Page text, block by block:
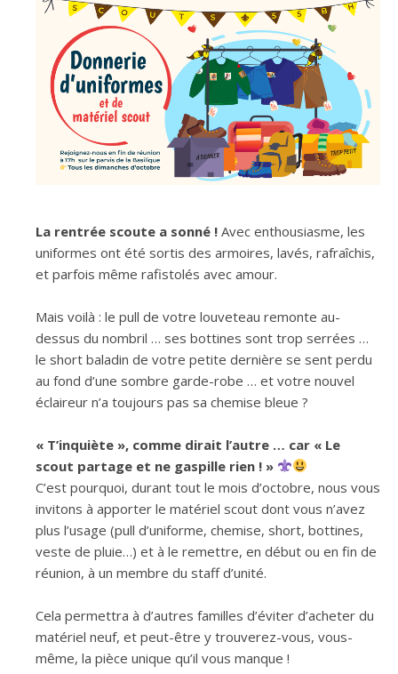
La rentrée scoute a sonné ! Avec enthousiasme, les
uniformes ont été sortis des armoires, lavés, rafraîchis,
et parfois même rafistolés avec amour.
Mais voilà : le pull de votre louveteau remonte au-
dessus du nombril … ses bottines sont trop serrées …
le short baladin de votre petite dernière se sent perdu
au fond d’une sombre garde-robe … et votre nouvel
éclaireur n’a toujours pas sa chemise bleue ?
« T’inquiète », comme dirait l’autre … car « Le
scout partage et ne gaspille rien ! »
C’est pourquoi, durant tout le mois d’octobre, nous vous
invitons à apporter le matériel scout dont vous n’avez
plus l’usage (pull d’uniforme, chemise, short, bottines,
veste de pluie…) et à le remettre, en début ou en fin de
réunion, à un membre du staff d’unité.
Cela permettra à d’autres familles d’éviter d’acheter du
matériel neuf, et peut-être y trouverez-vous, vous-
même, la pièce unique qu’il vous manque !